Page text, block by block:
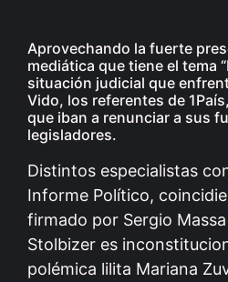
Aprovechando la fuerte
mediática que tiene el tema
situación judicial que
Vido, los referentes de
que iban a renunciar a sus
legisladores.
Distintos especialistas
Informe Político,
firmado por Sergio
Stolbizer es
polémica lilita Mariana